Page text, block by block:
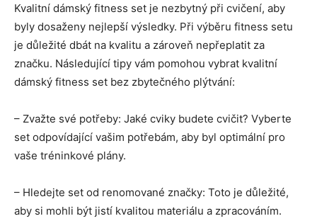
Kvalitní dámský fitness set je nezbytný při cvičení, aby
byly dosaženy nejlepší výsledky. Při výběru fitness setu
je důležité dbát na kvalitu a zároveň nepřeplatit za
značku. Následující tipy vám pomohou vybrat kvalitní
dámský fitness set bez zbytečného plýtvání:
– Zvažte své potřeby: Jaké cviky budete cvičit? Vyberte
set odpovídající vašim potřebám, aby byl optimální pro
vaše tréninkové plány.
– Hledejte set od renomované značky: Toto je důležité,
aby si mohli být jistí kvalitou materiálu a zpracováním.